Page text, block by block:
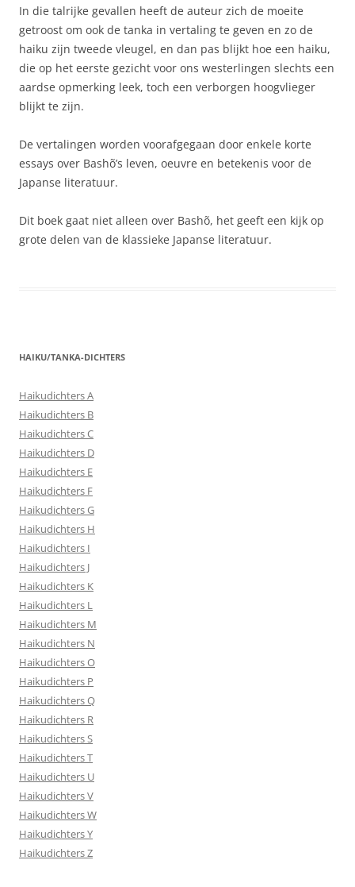
In die talrijke gevallen heeft de auteur zich de moeite
getroost om ook de tanka in vertaling te geven en zo de
haiku zijn tweede vleugel, en dan pas blijkt hoe een haiku,
die op het eerste gezicht voor ons westerlingen slechts een
aardse opmerking leek, toch een verborgen hoogvlieger
blijkt te zijn.
De vertalingen worden voorafgegaan door enkele korte
essays over Bashõ’s leven, oeuvre en betekenis voor de
Japanse literatuur.
Dit boek gaat niet alleen over Bashõ, het geeft een kijk op
grote delen van de klassieke Japanse literatuur.
HAIKU/TANKA-DICHTERS
Haikudichters A
Haikudichters B
Haikudichters C
Haikudichters D
Haikudichters E
Haikudichters F
Haikudichters G
Haikudichters H
Haikudichters I
Haikudichters J
Haikudichters K
Haikudichters L
Haikudichters M
Haikudichters N
Haikudichters O
Haikudichters P
Haikudichters Q
Haikudichters R
Haikudichters S
Haikudichters T
Haikudichters U
Haikudichters V
Haikudichters W
Haikudichters Y
Haikudichters Z